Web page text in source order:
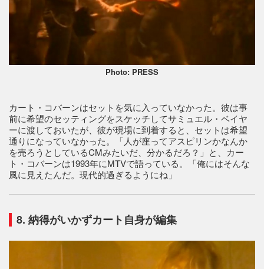
Photo: PRESS
カート・コバーンはセットを気に入っていなかった。彼は事
前に希望のセッティングをスケッチしてサミュエル・ベイヤ
ーに渡しておいたが、彼が現場に到着すると、セットは希望
通りになっていなかった。「人が座ってアスピリンかなんか
を売ろうとしているCMみたいだ、分かるだろ？」と、カー
ト・コバーンは1993年にMTVで語っている。「俺にはそんな
風に見えたんだ。現代的過ぎるようにね」
8. 納得がいかずカート自身が編集